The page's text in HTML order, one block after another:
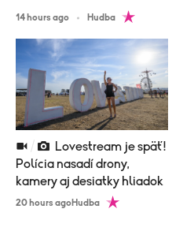
14 hours ago Hudba
Polícia nasadí drony,
kamery aj desiatky hliadok
20 hours agoHudba